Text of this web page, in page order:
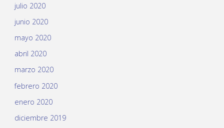
julio 2020
junio 2020
mayo 2020
abril 2020
marzo 2020
febrero 2020
enero 2020
diciembre 2019